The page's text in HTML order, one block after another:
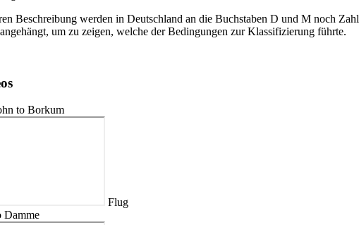
Beschreibung werden in Deutschland an die Buchstaben D und M noch
um zu zeigen, welche der Bedingungen zur Klassifizierung führte.
to Borkum
Flug
Damme